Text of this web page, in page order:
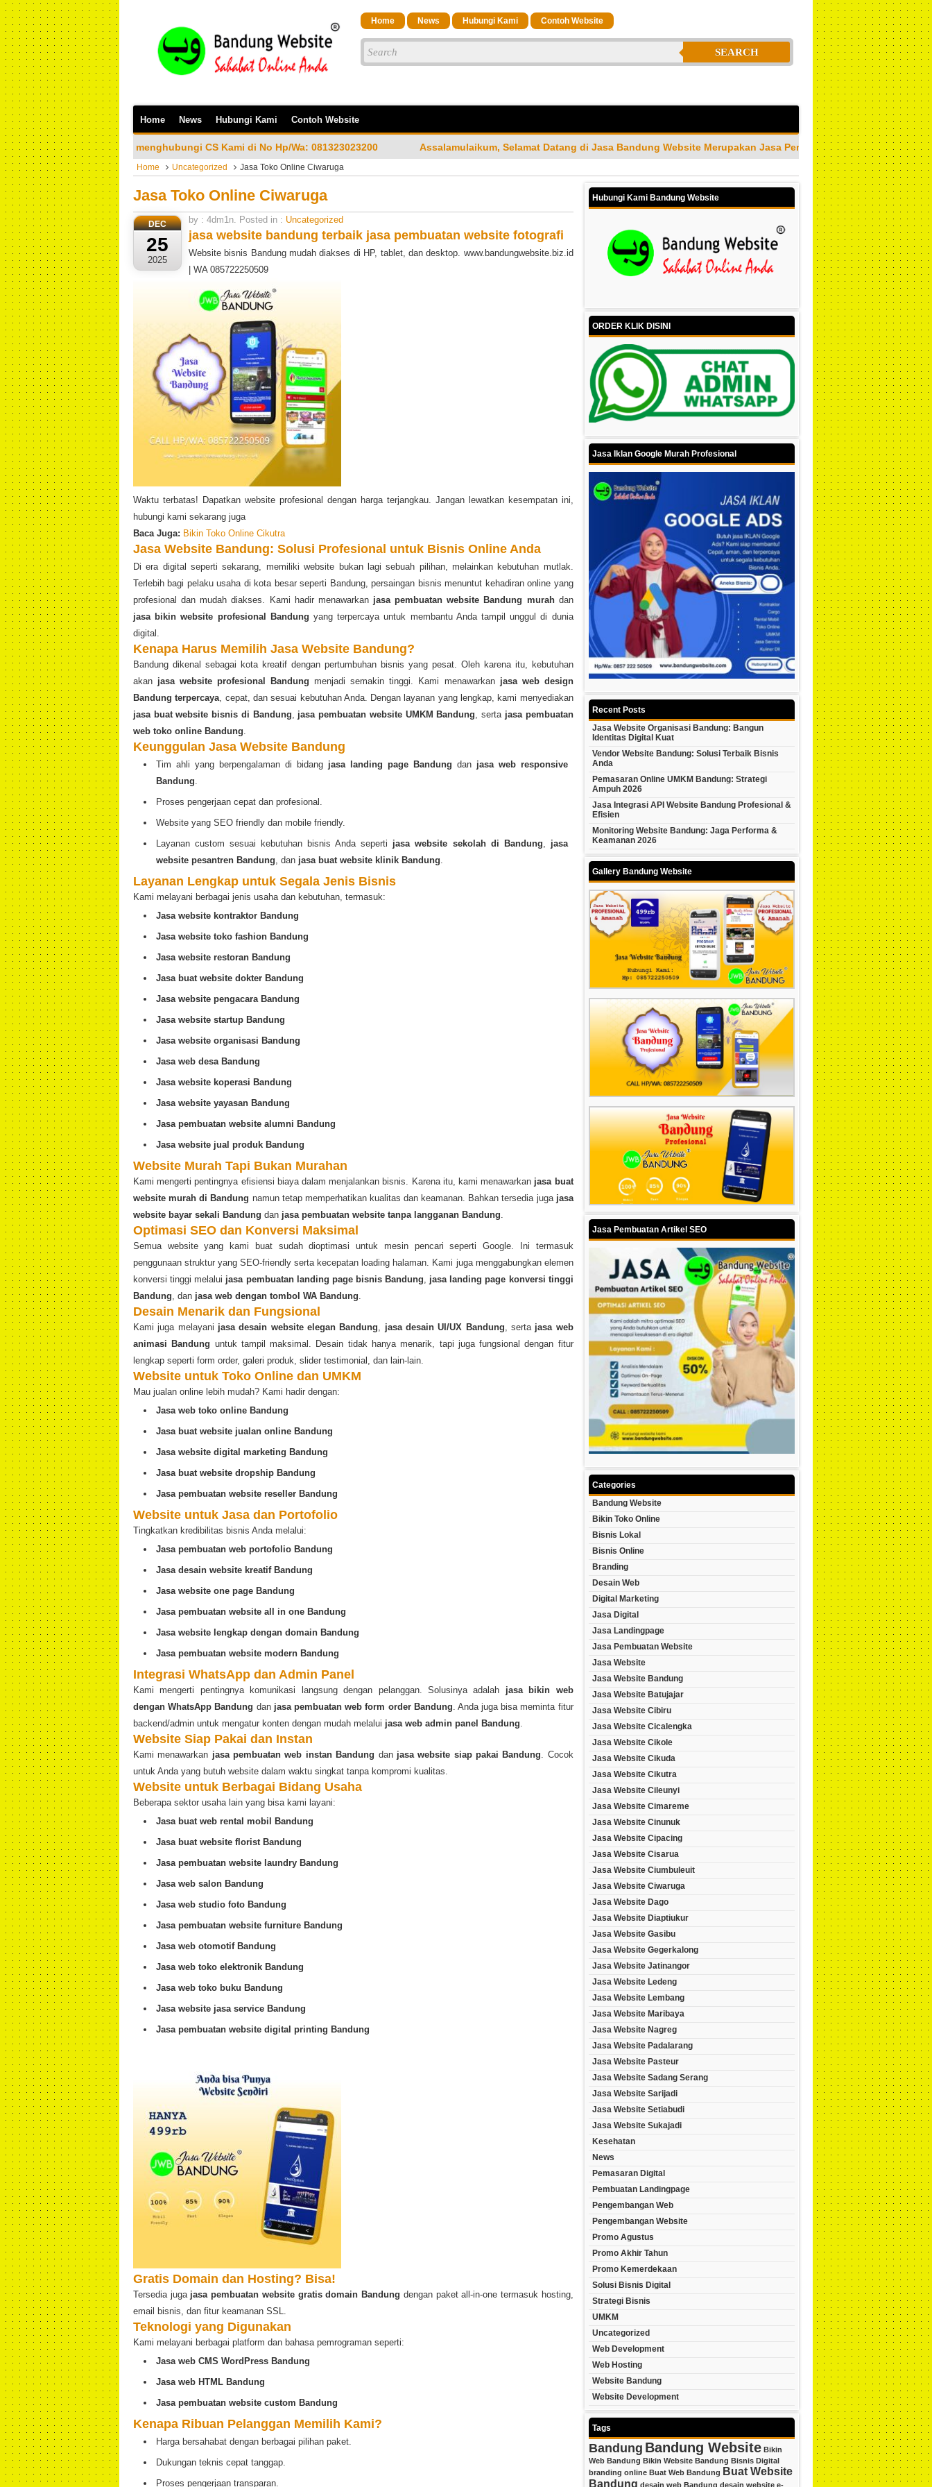
Home News Hubungi Kami Contoh Website
SEARCH
Home News Hubungi Kami Contoh Website
menghubungi CS Kami di No Hp/Wa: 081323023200 Assalamulaikum, Selamat Datang di Jasa Bandung Website Merupakan Jasa Pembuatan Website Profesional & Amanah
Home Uncategorized Jasa Toko Online Ciwaruga
Jasa Toko Online Ciwaruga
DEC
25
2025
by : 4dm1n. Posted in : Uncategorized
jasa website bandung terbaik jasa pembuatan website fotografi
Website bisnis Bandung mudah diakses di HP, tablet, dan desktop. www.bandungwebsite.biz.id
| WA 085722250509
Waktu terbatas! Dapatkan website profesional dengan harga terjangkau. Jangan lewatkan kesempatan ini,
hubungi kami sekarang juga
Baca Juga: Bikin Toko Online Cikutra
Jasa Website Bandung: Solusi Profesional untuk Bisnis Online Anda
Di era digital seperti sekarang, memiliki website bukan lagi sebuah pilihan, melainkan kebutuhan mutlak.
Terlebih bagi pelaku usaha di kota besar seperti Bandung, persaingan bisnis menuntut kehadiran online yang
profesional dan mudah diakses. Kami hadir menawarkan jasa pembuatan website Bandung murahdan
jasa bikin website profesional Bandung yang terpercaya untuk membantu Anda tampil unggul di dunia
digital.
Kenapa Harus Memilih Jasa Website Bandung?
Bandung dikenal sebagai kota kreatif dengan pertumbuhan bisnis yang pesat. Oleh karena itu, kebutuhan
akan jasa website profesional Bandung menjadi semakin tinggi. Kami menawarkan jasa web design
Bandung terpercaya , cepat, dan sesuai kebutuhan Anda. Dengan layanan yang lengkap, kami menyediakan
jasa buat website bisnis di Bandung
jasa pembuatan website UMKM Bandung , serta jasa pembuatan
web toko online Bandung
Keunggulan Jasa Website Bandung
Tim ahli yang berpengalaman di bidang jasa landing page Bandung dan jasa web responsive
Bandung
Proses pengerjaan cepat dan profesional.
Website yang SEO friendly dan mobile friendly.
Layanan custom sesuai kebutuhan bisnis Anda seperti jasa website sekolah di Bandung
jasa
website pesantren Bandung , dan jasa buat website klinik Bandung
Layanan Lengkap untuk Segala Jenis Bisnis
Kami melayani berbagai jenis usaha dan kebutuhan, termasuk:
Jasa website kontraktor Bandung
Jasa website toko fashion Bandung
Jasa website restoran Bandung
Jasa buat website dokter Bandung
Jasa website pengacara Bandung
Jasa website startup Bandung
Jasa website organisasi Bandung
Jasa web desa Bandung
Jasa website koperasi Bandung
Jasa website yayasan Bandung
Jasa pembuatan website alumni Bandung
Jasa website jual produk Bandung
Website Murah Tapi Bukan Murahan
Kami mengerti pentingnya efisiensi biaya dalam menjalankan bisnis. Karena itu, kami menawarkan jasa buat
website murah di Bandung namun tetap memperhatikan kualitas dan keamanan. Bahkan tersedia juga jasa
website bayar sekali Bandung dan jasa pembuatan website tanpa langganan Bandung
Optimasi SEO dan Konversi Maksimal
Semua website yang kami buat sudah dioptimasi untuk mesin pencari seperti Google. Ini termasuk
penggunaan struktur yang SEO-friendly serta kecepatan loading halaman. Kami juga menggabungkan elemen
konversi tinggi melalui jasa pembuatan landing page bisnis Bandung
jasa landing page konversi tinggi
Bandung , dan jasa web dengan tombol WA Bandung
Desain Menarik dan Fungsional
Kami juga melayani jasa desain website elegan Bandung jasa desain UI/UX Bandung , serta jasa web
animasi Bandung untuk tampil maksimal. Desain tidak hanya menarik, tapi juga fungsional dengan fitur
lengkap seperti form order, galeri produk, slider testimonial, dan lain-lain.
Website untuk Toko Online dan UMKM
Mau jualan online lebih mudah? Kami hadir dengan:
Jasa web toko online Bandung
Jasa buat website jualan online Bandung
Jasa website digital marketing Bandung
Jasa buat website dropship Bandung
Jasa pembuatan website reseller Bandung
Website untuk Jasa dan Portofolio
Tingkatkan kredibilitas bisnis Anda melalui:
Jasa pembuatan web portofolio Bandung
Jasa desain website kreatif Bandung
Jasa website one page Bandung
Jasa pembuatan website all in one Bandung
Jasa website lengkap dengan domain Bandung
Jasa pembuatan website modern Bandung
Integrasi WhatsApp dan Admin Panel
Kami mengerti pentingnya komunikasi langsung dengan pelanggan. Solusinya adalah jasa bikin web
dengan WhatsApp Bandung dan jasa pembuatan web form order Bandung . Anda juga bisa meminta fitur
backend/admin untuk mengatur konten dengan mudah melalui jasa web admin panel Bandung
Website Siap Pakai dan Instan
Kami menawarkan jasa pembuatan web instan Bandung dan jasa website siap pakai Bandung . Cocok
untuk Anda yang butuh website dalam waktu singkat tanpa kompromi kualitas.
Website untuk Berbagai Bidang Usaha
Beberapa sektor usaha lain yang bisa kami layani:
Jasa buat web rental mobil Bandung
Jasa buat website florist Bandung
Jasa pembuatan website laundry Bandung
Jasa web salon Bandung
Jasa web studio foto Bandung
Jasa pembuatan website furniture Bandung
Jasa web otomotif Bandung
Jasa web toko elektronik Bandung
Jasa web toko buku Bandung
Jasa website jasa service Bandung
Jasa pembuatan website digital printing Bandung
Gratis Domain dan Hosting? Bisa!
Tersedia juga jasa pembuatan website gratis domain Bandung dengan paket all-in-one termasuk hosting,
email bisnis, dan fitur keamanan SSL.
Teknologi yang Digunakan
Kami melayani berbagai platform dan bahasa pemrograman seperti:
Jasa web CMS WordPress Bandung
Jasa web HTML Bandung
Jasa pembuatan website custom Bandung
Kenapa Ribuan Pelanggan Memilih Kami?
Harga bersahabat dengan berbagai pilihan paket.
Dukungan teknis cepat tanggap.
Proses pengerjaan transparan.
Hubungi Kami Bandung Website
ORDER KLIK DISINI
Jasa Iklan Google Murah Profesional
Recent Posts
Jasa Website Organisasi Bandung: Bangun
Identitas Digital Kuat
Vendor Website Bandung: Solusi Terbaik Bisnis
Anda
Pemasaran Online UMKM Bandung: Strategi
Ampuh 2026
Jasa Integrasi API Website Bandung Profesional &
Efisien
Monitoring Website Bandung: Jaga Performa &
Keamanan 2026
Gallery Bandung Website
Jasa Pembuatan Artikel SEO
Categories
Bandung Website
Bikin Toko Online
Bisnis Lokal
Bisnis Online
Branding
Desain Web
Digital Marketing
Jasa Digital
Jasa Landingpage
Jasa Pembuatan Website
Jasa Website
Jasa Website Bandung
Jasa Website Batujajar
Jasa Website Cibiru
Jasa Website Cicalengka
Jasa Website Cikole
Jasa Website Cikuda
Jasa Website Cikutra
Jasa Website Cileunyi
Jasa Website Cimareme
Jasa Website Cinunuk
Jasa Website Cipacing
Jasa Website Cisarua
Jasa Website Ciumbuleuit
Jasa Website Ciwaruga
Jasa Website Dago
Jasa Website Diaptiukur
Jasa Website Gasibu
Jasa Website Gegerkalong
Jasa Website Jatinangor
Jasa Website Ledeng
Jasa Website Lembang
Jasa Website Maribaya
Jasa Website Nagreg
Jasa Website Padalarang
Jasa Website Pasteur
Jasa Website Sadang Serang
Jasa Website Sarijadi
Jasa Website Setiabudi
Jasa Website Sukajadi
Kesehatan
News
Pemasaran Digital
Pembuatan Landingpage
Pengembangan Web
Pengembangan Website
Promo Agustus
Promo Akhir Tahun
Promo Kemerdekaan
Solusi Bisnis Digital
Strategi Bisnis
UMKM
Uncategorized
Web Development
Web Hosting
Website Bandung
Website Development
Tags
Bandung Bandung Website Bikin
Web Bandung Bikin Website Bandung Bisnis Digital
branding online Buat Web Bandung Buat Website
Bandung desain web Bandung desain website e-